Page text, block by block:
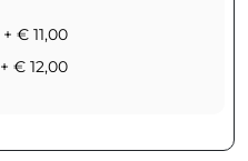
+ € 11,00
+ € 12,00